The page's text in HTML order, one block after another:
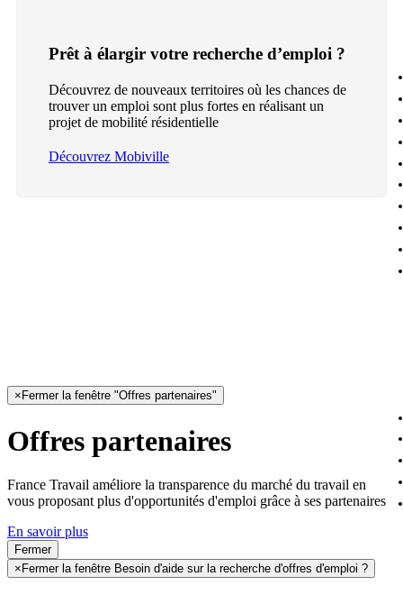
Prêt à élargir votre recherche d’emploi ?
Découvrez de nouveaux territoires où les chances de
trouver un emploi sont plus fortes en réalisant un
projet de mobilité résidentielle
Découvrez Mobiville
× Fermer la fenêtre "Offres partenaires"
Offres partenaires
France Travail améliore la transparence du marché du travail en
vous proposant plus d'opportunités d'emploi grâce à ses partenaires
En savoir plus
Fermer
× Fermer la fenêtre Besoin d'aide sur la recherche d'offres d'emploi ?